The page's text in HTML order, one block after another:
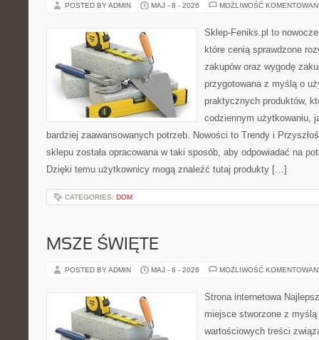
POSTED BY ADMIN MAJ - 8 - 2026 MOŻLIWOŚĆ
Sklep-Feniks.pl to
które cenią sprawdzone
zakupów oraz wygodę
przygotowana z myślą o
praktycznych produktów,
codziennym użytkowaniu,
bardziej zaawansowanych potrzeb. Nowości to Trendy i
sklepu została opracowana w taki sposób, aby odpowiadać na
Dzięki temu użytkownicy mogą znaleźć tutaj produkty […]
CATEGORIES: DOM
MSZE ŚWIĘTE
POSTED BY ADMIN MAJ - 6 - 2026 MOŻLIWOŚĆ
Strona internetowa
miejsce stworzone z
wartościowych treści